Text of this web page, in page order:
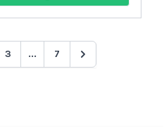
3 ... 7